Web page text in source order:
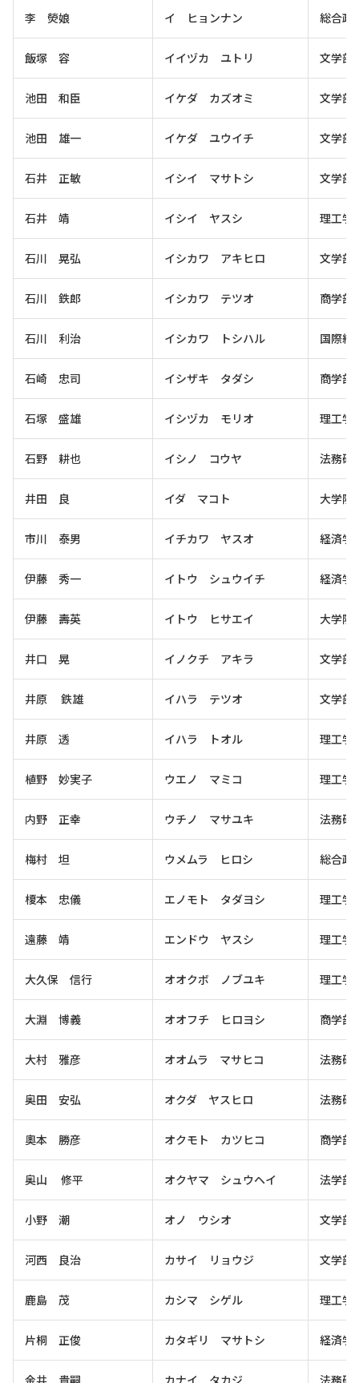
李 熒娘 イ ヒョンナン 総合政
飯塚 容 イイヅカ ユトリ 文学部
池田 和臣 イケダ カズオミ 文学部
池田 雄一 イケダ ユウイチ 文学部
石井 正敏 イシイ マサトシ 文学部
石井 靖 イシイ ヤスシ 理工学
石川 晃弘 イシカワ アキヒロ 文学部
石川 鉄郎 イシカワ テツオ 商学部
石川 利治 イシカワ トシハル 国際経
石崎 忠司 イシザキ タダシ 商学部
石塚 盛雄 イシヅカ モリオ 理工学
石野 耕也 イシノ コウヤ 法務研
井田 良 イダ マコト 大学院
市川 泰男 イチカワ ヤスオ 経済学
伊藤 秀一 イトウ シュウイチ 経済学
伊藤 壽英 イトウ ヒサエイ 大学院
井口 晃 イノクチ アキラ 文学部
井原 鉄雄 イハラ テツオ 文学部
井原 透 イハラ トオル 理工学
植野 妙実子 ウエノ マミコ 理工学
内野 正幸 ウチノ マサユキ 法務研
梅村 坦 ウメムラ ヒロシ 総合政
榎本 忠儀 エノモト タダヨシ 理工学
遠藤 靖 エンドウ ヤスシ 理工学
大久保 信行 オオクボ ノブユキ 理工学
大淵 博義 オオフチ ヒロヨシ 商学部
大村 雅彦 オオムラ マサヒコ 法務研
奥田 安弘 オクダ ヤスヒロ 法務研
奧本 勝彦 オクモト カツヒコ 商学部
奥山 修平 オクヤマ シュウヘイ 法学部
小野 潮 オノ ウシオ 文学部
河西 良治 カサイ リョウジ 文学部
鹿島 茂 カシマ シゲル 理工学
片桐 正俊 カタギリ マサトシ 経済学
金井 貴嗣 カナイ タカジ 法務研